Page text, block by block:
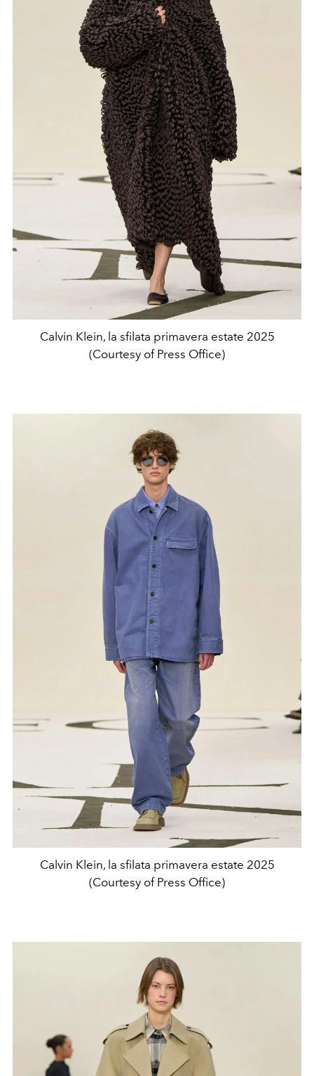
Calvin Klein, la sfilata primavera estate 2025
(Courtesy of Press Office)
Calvin Klein, la sfilata primavera estate 2025
(Courtesy of Press Office)